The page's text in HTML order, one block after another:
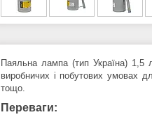
Паяльна лампа (тип Україна) 1,5
виробничих і побутових умовах
тощо.
Переваги: